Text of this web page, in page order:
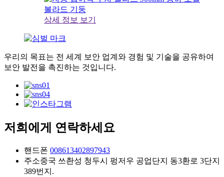
상세 정보 보기
우리의 목표는 전 세계 보안 업계와 경험 및 기술을 공유하여
보안 발전을 촉진하는 것입니다.
저희에게 연락하세요
핸드폰 008613402897943
주소중국 쓰촨성 청두시 펑저우 공업단지 동3환로 3단지
389번지.